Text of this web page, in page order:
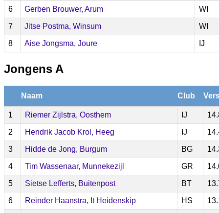
6 Gerben Brouwer, Arum WI
7 Jitse Postma, Winsum WI
8 Aise Jongsma, Joure IJ
Jongens A
Naam Club
1 Riemer Zijlstra, Oosthem IJ
2 Hendrik Jacob Krol, Heeg IJ
3 Hidde de Jong, Burgum BG
4 Tim Wassenaar, Munnekezijl GR
5 Sietse Lefferts, Buitenpost BT
6 Reinder Haanstra, It Heidenskip HS